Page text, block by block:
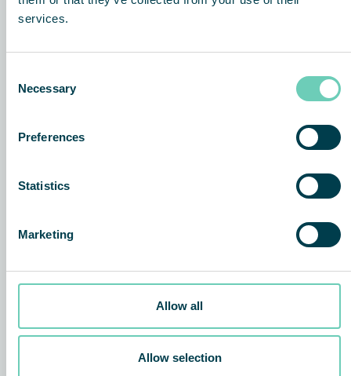
services.
Selection
Necessary
Preferences
Statistics
Marketing
Allow all
Allow selection
oplossing